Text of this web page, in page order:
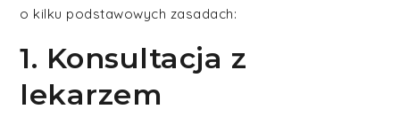
o kilku podstawowych zasadach:
1. Konsultacja z
lekarzem